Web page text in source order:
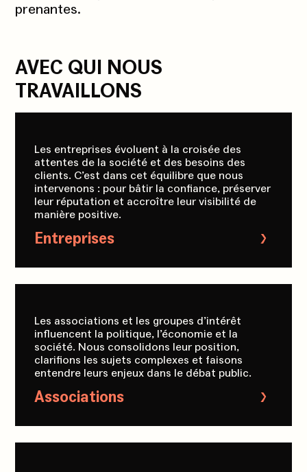
prenantes.
AVEC QUI NOUS
TRAVAILLONS
Les entreprises évoluent à la croisée des
attentes de la société et des besoins des
clients. C’est dans cet équilibre que nous
intervenons : pour bâtir la confiance, préserver
leur réputation et accroître leur visibilité de
manière positive.
Entreprises
Les associations et les groupes d’intérêt
influencent la politique, l’économie et la
société. Nous consolidons leur position,
clarifions les sujets complexes et faisons
entendre leurs enjeux dans le débat public.
Associations